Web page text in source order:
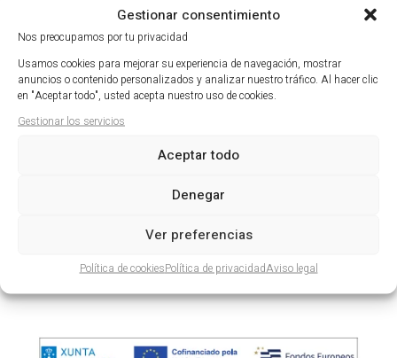
Gestionar consentimiento
Nos preocupamos por tu privacidad
Usamos cookies para mejorar su experiencia de navegación, mostrar
anuncios o contenido personalizados y analizar nuestro tráfico. Al hacer clic
en "Aceptar todo", usted acepta nuestro uso de cookies.
Gestionar los servicios
Aceptar todo
Denegar
Ver preferencias
Política de cookiesPolítica de privacidadAviso legal
EL COLOR DE TUS DIENTES
CARIES DEL BIBERON
[related_post post_ids="1752,1743"]
Comentarios recientes